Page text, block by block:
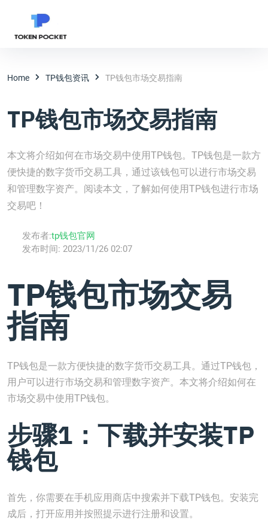
Home TP钱包资讯 TP钱包市场交易指南
TP钱包市场交易指南
本文将介绍如何在市场交易中使用TP钱包。TP钱包是一款方
便快捷的数字货币交易工具，通过该钱包可以进行市场交易
和管理数字资产。阅读本文，了解如何使用TP钱包进行市场
交易吧！
发布者:tp钱包官网
发布时间: 2023/11/26 02:07
TP钱包市场交易
指南
TP钱包是一款方便快捷的数字货币交易工具。通过TP钱包，
用户可以进行市场交易和管理数字资产。本文将介绍如何在
市场交易中使用TP钱包。
步骤1：下载并安装TP
钱包
首先，你需要在手机应用商店中搜索并下载TP钱包。安装完
成后，打开应用并按照提示进行注册和设置。